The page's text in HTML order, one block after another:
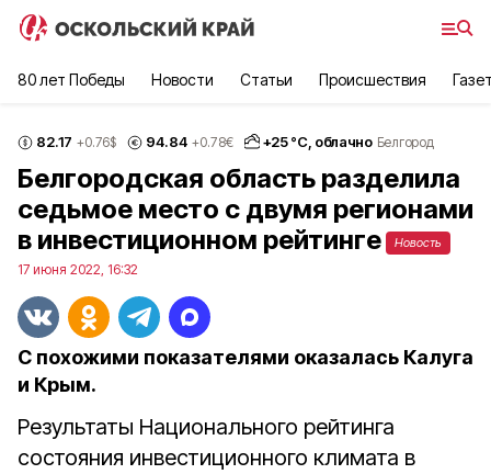
80 лет Победы Новости Статьи Происшествия
82.17 +0.76$ 94.84 +0.78€ +25°С, облачно Белгород
Белгородская область разделила
седьмое место с двумя регионами
в инвестиционном рейтинге
Новость
17 июня 2022, 16:32
С похожими показателями оказалась Калуга
и Крым.
Результаты Национального рейтинга
состояния инвестиционного климата в